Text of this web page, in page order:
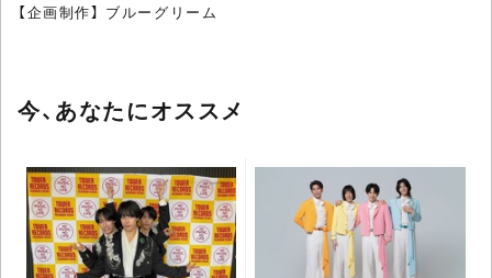
【企画制作】 ブルーグリーム
今、あなたにオススメ